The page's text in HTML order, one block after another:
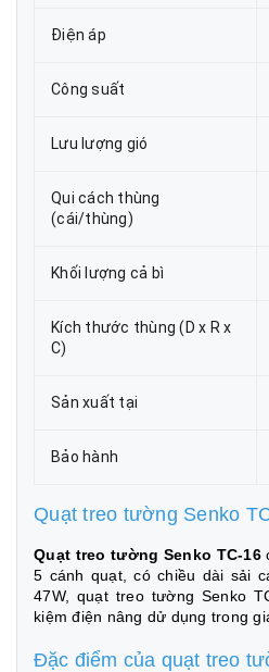
Điện áp
Công suất
Lưu lượng gió
Qui cách thùng
(cái/thùng)
Khối lượng cả bì
Kích thước thùng (D x R x
C)
Sản xuất tại
Bảo hành
Quạt treo tường Senko
Quạt treo tường Senko TC-16
5 cánh quạt, có chiều dài sải
47W, quạt treo tường Senko
kiệm điện nâng dử dụng trong
Đặc điểm của quạt treo